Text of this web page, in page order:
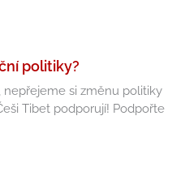
politiky?
nepřejeme si změnu politiky
Tibet podporují! Podpořte